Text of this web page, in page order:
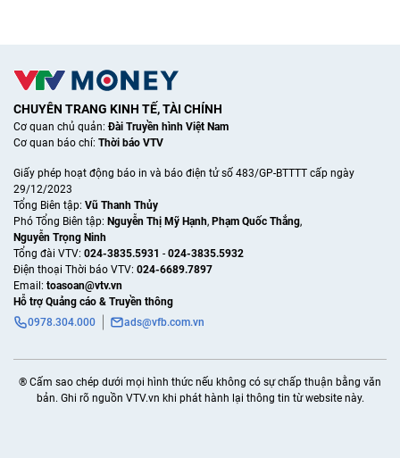
CHUYÊN TRANG KINH TẾ, TÀI CHÍNH
Cơ quan chủ quản:Đài Truyền hình Việt Nam
Cơ quan báo chí: Thời báo VTV
Giấy phép hoạt động báo in và báo điện tử số 483/GP-BTTTT cấp ngày
29/12/2023
Tổng Biên tập: Vũ Thanh Thủy
Phó Tổng Biên tập: Nguyễn Thị Mỹ Hạnh, Phạm Quốc Thắng,
Nguyễn Trọng Ninh
Tổng đài VTV: 024-3835.5931 - 024-3835.5932
Ðiện thoại Thời báo VTV: 024-6689.7897
Email: toasoan@vtv.vn
Hỗ trợ Quảng cáo & Truyền thông
0978.304.000
ads@vfb.com.vn
® Cấm sao chép dưới mọi hình thức nếu không có sự chấp thuận bằng văn
bản. Ghi rõ nguồn VTV.vn khi phát hành lại thông tin từ website này.